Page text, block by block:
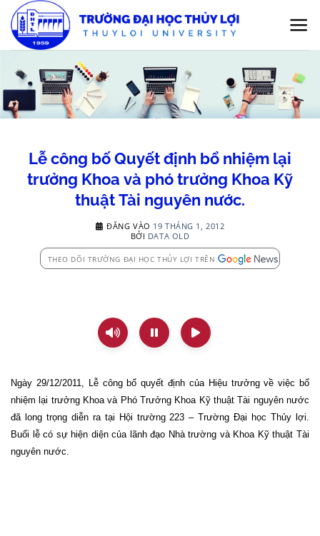
qua
nội
Lễ công bố Quyết định bổ nhiệm lại
trưởng Khoa và phó trưởng Khoa Kỹ
thuật Tài nguyên nước.
ĐĂNG VÀO 19 THÁNG 1, 2012
BỞI DATA OLD
THEO DÕI TRƯỜNG ĐẠI HỌC THỦY LỢI TRÊN
Ngày 29/12/2011, Lễ công bố quyết định của Hiệu trưởng về việc bổ
nhiệm lại trưởng Khoa và Phó Trưởng Khoa Kỹ thuật Tài nguyên nước
đã long trọng diễn ra tại Hội trường 223 – Trường Đại học Thủy lợi.
Buổi lễ có sự hiện diện của lãnh đạo Nhà trường và Khoa Kỹ thuật Tài
nguyên nước.